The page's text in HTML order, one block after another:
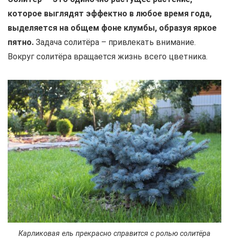
которое выглядят эффектно в любое время года,
выделяется на общем фоне клумбы, образуя яркое
пятно. Задача солитёра – привлекать внимание.
Вокруг солитёра вращается жизнь всего цветника.
Карликовая ель прекрасно справится с ролью солитёра